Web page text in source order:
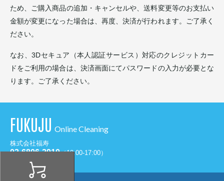
ため、ご購入商品の追加・キャンセルや、送料変更等のお支払い
金額が変更になった場合は、再度、決済が行われます。ご了承く
ださい。
なお、3Dセキュア（本人認証サービス）対応のクレジットカー
ドをご利用の場合は、決済画面にてパスワードの入力が必要とな
ります。ご了承ください。
FUKUJU Online Cleaning
株式会社福寿
03-6806-2910（10:00-17:00）